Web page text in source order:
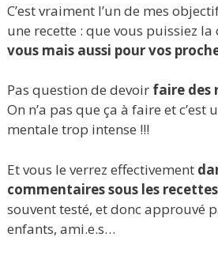
C’est vraiment l’un de mes
une recette : que vous puissiez la
vous mais aussi pour vos
Pas question de devoir faire des
On n’a pas que ça à faire et c’est
mentale trop intense !!!
Et vous le verrez effectivement
commentaires sous les
souvent testé, et donc approuvé
enfants, ami.e.s…